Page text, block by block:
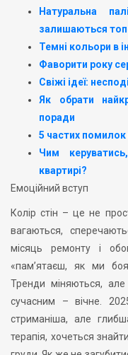
Натуральна
залишаються
Темні кольори в
Фаворити року
Свіжі ідеї:
Як обрати
поради
5 частих помилок
Чим
квартирі?
Емоційний вступ
Колір стін – це не
вагаються,
місяць ремонту і
«пам’ятаєш, як ми
Тренди міняються,
сучасним – вічне.
стриманіша, але
терапія, хочеться